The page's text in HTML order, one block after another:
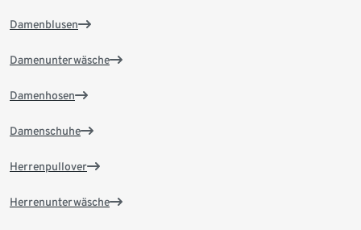
Damenblusen
Damenunterwäsche
Damenhosen
Damenschuhe
Herrenpullover
Herrenunterwäsche